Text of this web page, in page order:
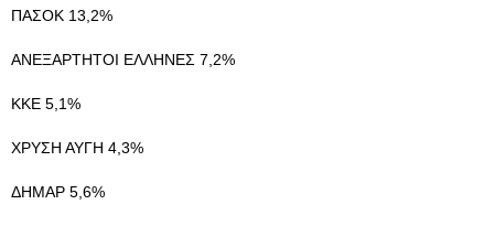
ΠΑΣΟΚ 13,2%
ΑΝΕΞΑΡΤΗΤΟΙ ΕΛΛΗΝΕΣ 7,2%
ΚΚΕ 5,1%
ΧΡΥΣΗ ΑΥΓΗ 4,3%
ΔΗΜΑΡ 5,6%